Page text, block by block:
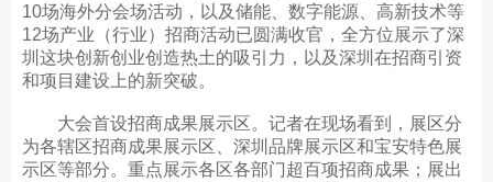
10场海外分会场活动，以及储能、数字能源、高新技术等
12场产业（行业）招商活动已圆满收官，全方位展示了深
圳这块创新创业创造热土的吸引力，以及深圳在招商引资
和项目建设上的新突破。
大会首设招商成果展示区。记者在现场看到，展区分
为各辖区招商成果展示区、深圳品牌展示区和宝安特色展
示区等部分。重点展示各区各部门超百项招商成果；展出